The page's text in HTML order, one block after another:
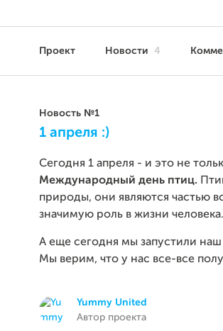
Проект Новости 4
Новость №1
1 апреля :)
Сегодня 1 апреля - и это не
Международный день птиц.
природы, они являются частью
значимую роль в жизни человека.
А еще сегодня мы запустили
Мы верим, что у нас все-все
Yummy United
Автор проекта